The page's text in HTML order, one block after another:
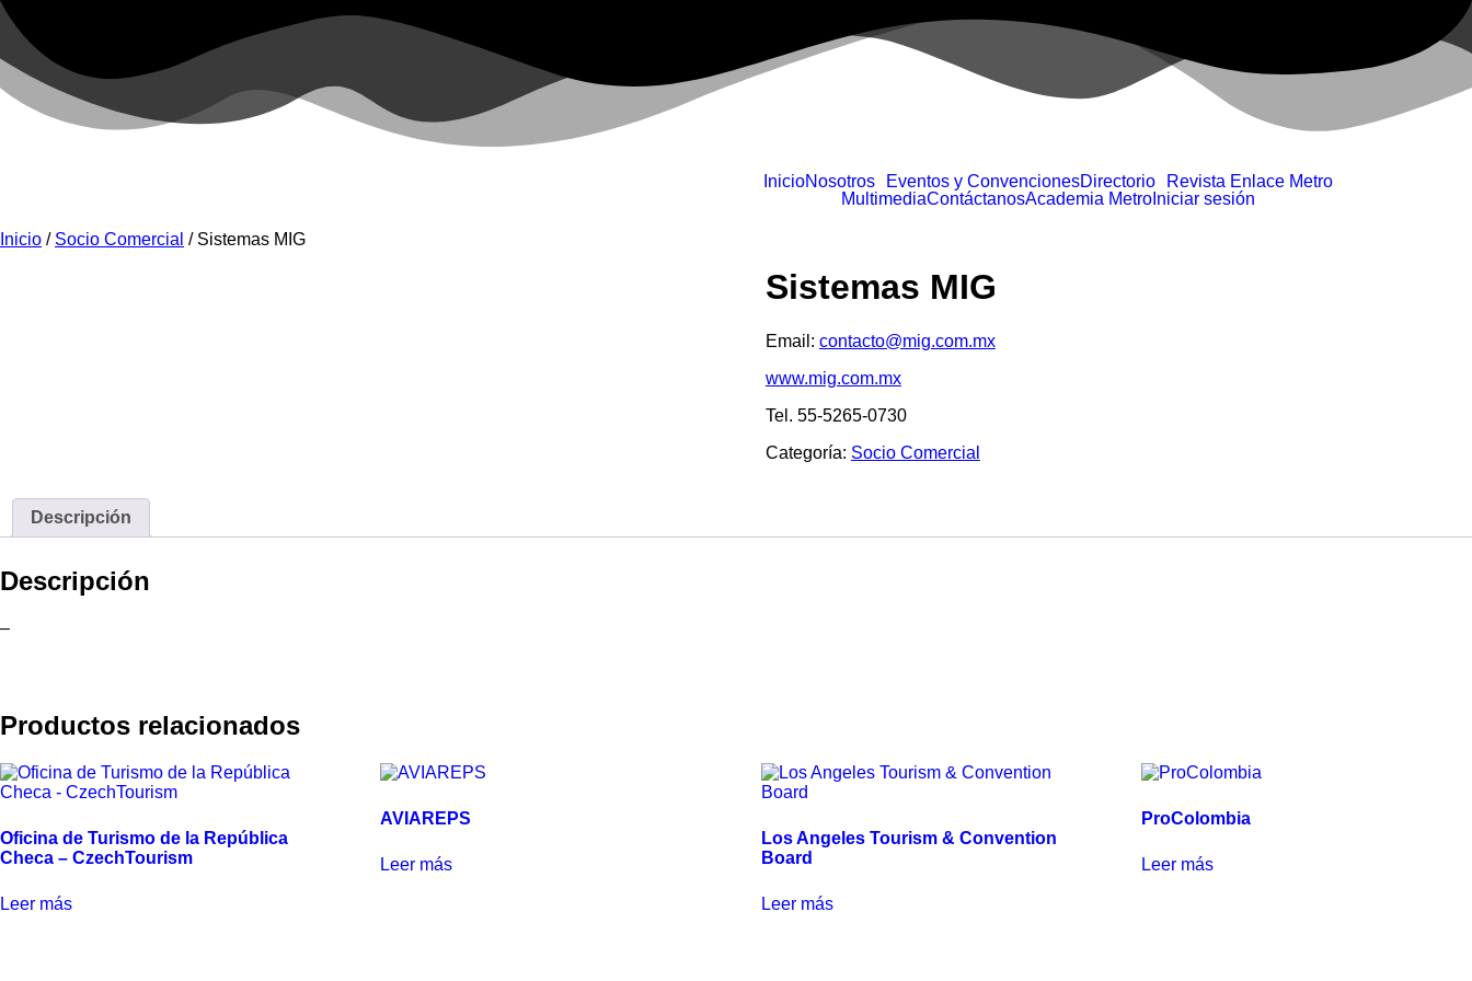
InicioNosotros Eventos y ConvencionesDirectorio
Revista Enlace Metro
MultimediaContáctanosAcademia Metro Iniciar sesión
Inicio / Socio Comercial / Sistemas MIG
Sistemas MIG
Email: contacto@mig.com.mx
www.mig.com.mx
Tel. 55-5265-0730
Categoría: Socio Comercial
Descripción
Descripción
–
Productos relacionados
Oficina de Turismo de la República
Checa – CzechTourism
Leer más
AVIAREPS
Leer más
Los Angeles Tourism & Convention
Board
Leer más
ProColombia
Leer más